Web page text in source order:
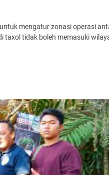
mengatur zonasi operasi
taxol tidak boleh memasuki